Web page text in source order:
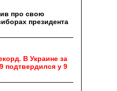
про свою
президента
В Украине за
подтвердился у 9